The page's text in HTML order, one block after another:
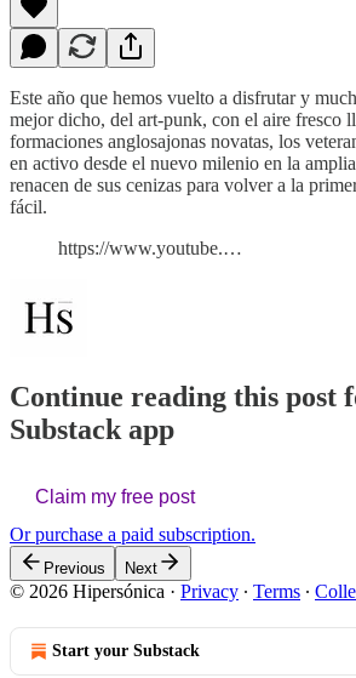
Este año que hemos vuelto a disfrutar y
mejor dicho, del art-punk, con el aire fresco
formaciones anglosajonas novatas, los
en activo desde el nuevo milenio en la
renacen de sus cenizas para volver a la
fácil.
https://www.youtube.…
Continue reading this post
Substack app
Claim my free post
Or purchase a paid subscription.
Previous Next
© 2026 Hipersónica · Privacy ∙ Terms ∙
Start your Substack